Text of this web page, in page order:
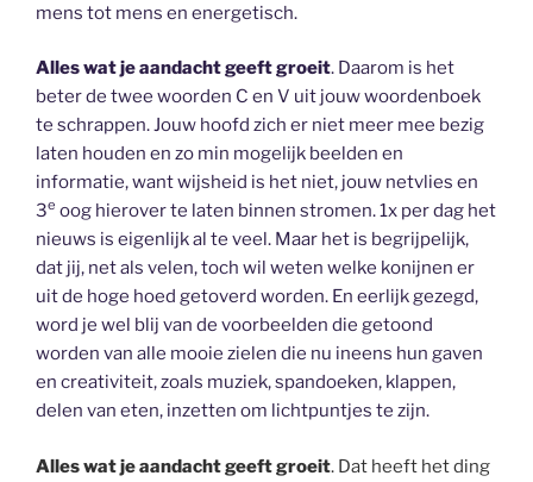
mens tot mens en energetisch.
Alles wat je aandacht geeft groeit. Daarom is het
beter de twee woorden C en V uit jouw woordenboek
te schrappen. Jouw hoofd zich er niet meer mee bezig
laten houden en zo min mogelijk beelden en
informatie, want wijsheid is het niet, jouw netvlies en
3e oog hierover te laten binnen stromen. 1x per dag het
nieuws is eigenlijk al te veel. Maar het is begrijpelijk,
dat jij, net als velen, toch wil weten welke konijnen er
uit de hoge hoed getoverd worden. En eerlijk gezegd,
word je wel blij van de voorbeelden die getoond
worden van alle mooie zielen die nu ineens hun gaven
en creativiteit, zoals muziek, spandoeken, klappen,
delen van eten, inzetten om lichtpuntjes te zijn.
Alles wat je aandacht geeft groeit. Dat heeft het ding